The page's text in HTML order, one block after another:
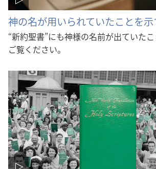
神の名が用いられていたことを
“新約聖書”にも神様の名前が出ていた
ご覧ください。